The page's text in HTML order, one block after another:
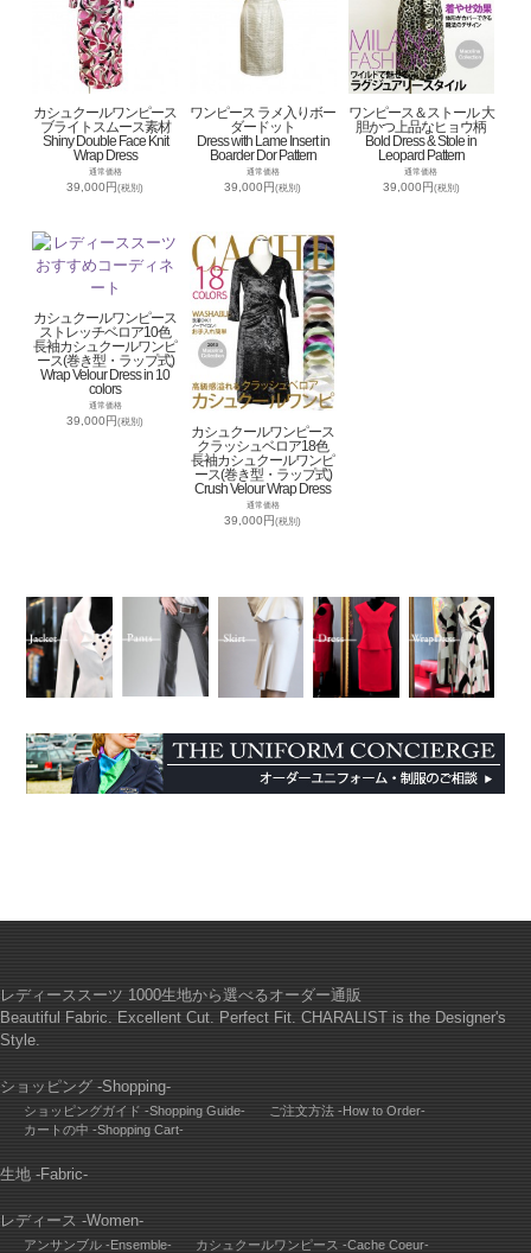
カシュクールワンピース
ブライトスムース素材
Shiny Double Face Knit
Wrap Dress
通常価格
39,000円(税別)
ワンピース ラメ入りボー
ダードット
Dress with Lame Insert in
Boarder Dor Pattern
通常価格
39,000円(税別)
ワンピース＆ストール 大
胆かつ上品なヒョウ柄
Bold Dress & Stole in
Leopard Pattern
通常価格
39,000円(税別)
カシュクールワンピース
ストレッチベロア10色
長袖カシュクールワンピ
ース(巻き型・ラップ式)
Wrap Velour Dress in 10
colors
通常価格
39,000円(税別)
カシュクールワンピース
クラッシュベロア18色
長袖カシュクールワンピ
ース(巻き型・ラップ式)
Crush Velour Wrap Dress
通常価格
39,000円(税別)
レディーススーツ 1000生地から選べるオーダー通販
Beautiful Fabric. Excellent Cut. Perfect Fit. CHARALIST is the Designer's
Style.
ショッピング -Shopping-
ショッピングガイド -Shopping Guide-
ご注文方法 -How to Order-
カートの中 -Shopping Cart-
生地 -Fabric-
レディース -Women-
アンサンブル -Ensemble- カシュクールワンピース -Cache Coeur-